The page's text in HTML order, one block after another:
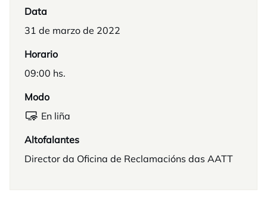
Data
31 de marzo de 2022
Horario
09:00 hs.
Modo
En liña
Altofalantes
Director da Oficina de Reclamacións das AATT